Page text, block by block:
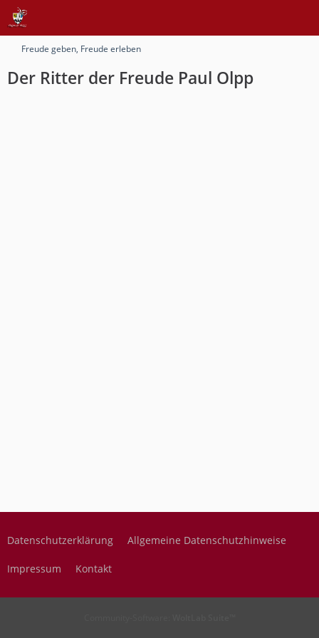
Freude geben, Freude erleben
Der Ritter der Freude Paul Olpp
Datenschutzerklärung Allgemeine Datenschutzhinweise
Impressum Kontakt